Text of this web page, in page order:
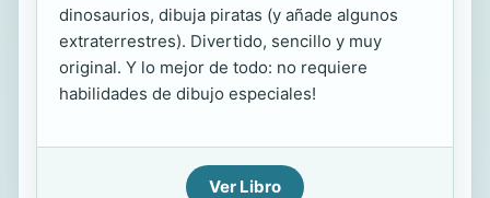
dinosaurios, dibuja piratas (y añade algunos
extraterrestres). Divertido, sencillo y muy
original. Y lo mejor de todo: no requiere
habilidades de dibujo especiales!
Ver Libro